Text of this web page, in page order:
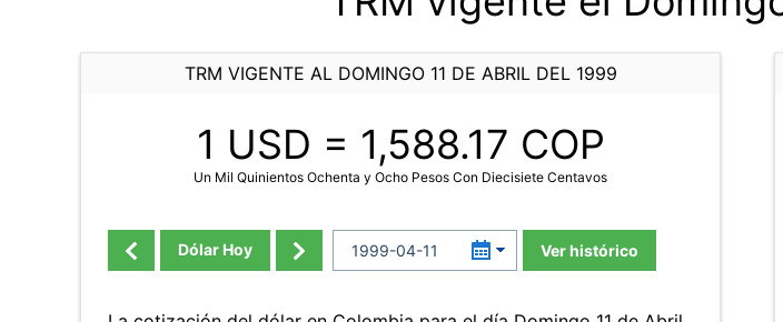
TRM VIGENTE AL DOMINGO 11 DE ABRIL DEL 1999
1 USD = 1,588.17 COP
Un Mil Quinientos Ochenta y Ocho Pesos Con Diecisiete Centavos
Dólar Hoy Ver histórico